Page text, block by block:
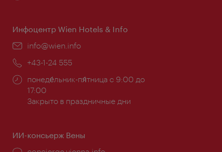
Инфоцентр Wien Hotels & Info
Эл.
info@wien.info
Телефон:
+43-1-24 555
Часы
работы:
понеде́льник-пя́тница с 9:00 до
17:00
Закрыто в праздничные дни
ИИ-консьерж Вены